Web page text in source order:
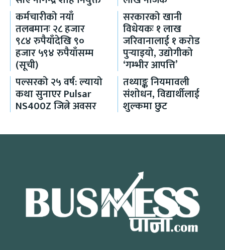
कर्मचारीको नयाँ
तलबमानः २८ हजार
९८४ रुपैयाँदेखि ९०
हजार ५९४ रुपैयाँसम्म
(सूची)
सरकारको खानी
विधेयकः १ लाख
जरिवानालाई १ करोड
पुर्‍याइयो, उद्योगीको
‘गम्भीर आपत्ति’
पल्सरको २५ वर्ष: ल्यायो
कथा सुनाएर Pulsar
NS400Z जित्ने अवसर
तथ्याङ्क नियमावली
संशोधन, विद्यार्थीलाई
शुल्कमा छुट